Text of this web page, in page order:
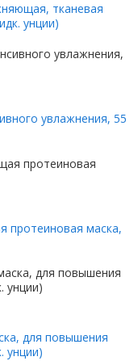
тканевая
унции)
увлажнения, 55
протеиновая маска,
для повышения
унции)